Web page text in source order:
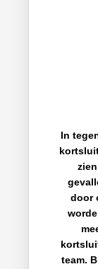
In
door
team.